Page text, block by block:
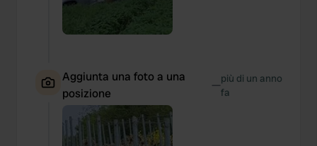
Aggiunta una foto a una
posizione
—più di un anno
fa